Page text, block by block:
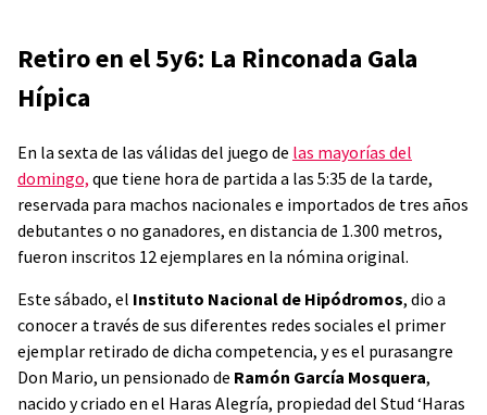
Retiro en el 5y6: La Rinconada Gala
Hípica
En la sexta de las válidas del juego de las mayorías del
domingo, que tiene hora de partida a las 5:35 de la tarde,
reservada para machos nacionales e importados de tres años
debutantes o no ganadores, en distancia de 1.300 metros,
fueron inscritos 12 ejemplares en la nómina original.
Este sábado, el Instituto Nacional de Hipódromos, dio a
conocer a través de sus diferentes redes sociales el primer
ejemplar retirado de dicha competencia, y es el purasangre
Don Mario, un pensionado de Ramón García Mosquera,
nacido y criado en el Haras Alegría, propiedad del Stud ‘Haras